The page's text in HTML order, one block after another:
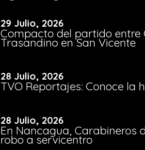
29 Julio, 2026
Compacto del partido entre
Trasandino en San Vicente
28 Julio, 2026
TVO Reportajes: Conoce la
28 Julio, 2026
En Nancagua, Carabineros
robo a servicentro